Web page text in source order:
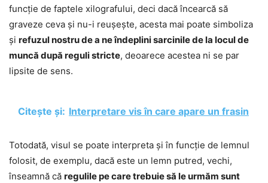
funcție de faptele xilografului, deci dacă încearcă să
graveze ceva și nu-i reușește, acesta mai poate simboliza
și refuzul nostru de a ne îndeplini sarcinile de la locul de
muncă după reguli stricte, deoarece acestea ni se par
lipsite de sens.
Citește și: Interpretare vis în care apare un frasin
Totodată, visul se poate interpreta și în funcție de lemnul
folosit, de exemplu, dacă este un lemn putred, vechi,
înseamnă că regulile pe care trebuie să le urmăm sunt